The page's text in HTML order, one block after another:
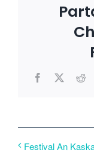
Facebook
X
Festival An